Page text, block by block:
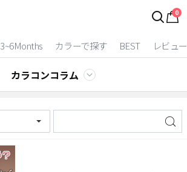
0
3~6Months カラーで探す BEST レビュー
カラコンコラム